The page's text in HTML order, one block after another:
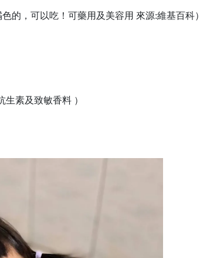
的，可以吃！可藥用及美容用 來源:維基百科）
素及致敏香料 ）